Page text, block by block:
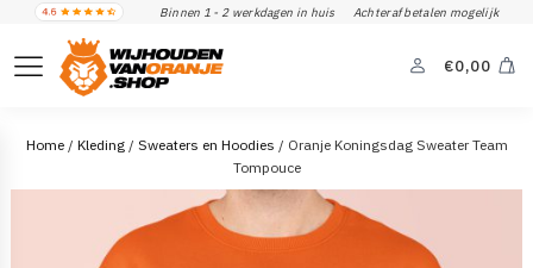
Binnen 1 - 2 werkdagen in huis Achteraf betalen mogelijk
€0,00
Home/ Kleding/ Sweaters en Hoodies / Oranje Koningsdag Sweater Team
Tompouce